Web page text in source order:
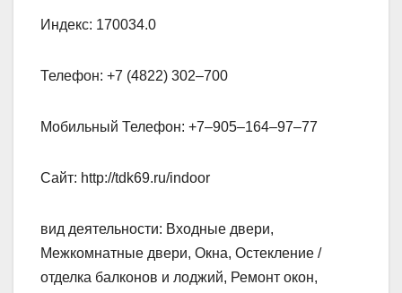
Индекс: 170034.0
Телефон: +7 (4822) 302‒700
Мобильный Телефон: +7‒905‒164‒97‒77
Сайт: http://tdk69.ru/indoor
вид деятельности: Входные двери,
Межкомнатные двери, Окна, Остекление /
отделка балконов и лоджий, Ремонт окон,